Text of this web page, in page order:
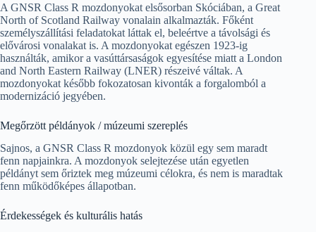
A GNSR Class R mozdonyokat elsősorban Skóciában, a Great
North of Scotland Railway vonalain alkalmazták. Főként
személyszállítási feladatokat láttak el, beleértve a távolsági és
elővárosi vonalakat is. A mozdonyokat egészen 1923-ig
használták, amikor a vasúttársaságok egyesítése miatt a London
and North Eastern Railway (LNER) részeivé váltak. A
mozdonyokat később fokozatosan kivonták a forgalomból a
modernizáció jegyében.
Megőrzött példányok / múzeumi szereplés
Sajnos, a GNSR Class R mozdonyok közül egy sem maradt
fenn napjainkra. A mozdonyok selejtezése után egyetlen
példányt sem őriztek meg múzeumi célokra, és nem is maradtak
fenn működőképes állapotban.
Érdekességek és kulturális hatás